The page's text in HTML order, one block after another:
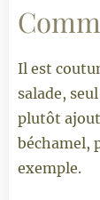
Il est
salade,
plutôt
béchamel,
exemple.